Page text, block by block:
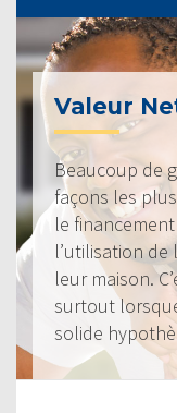
Valeur
Beaucoup de
façons les
le
l’utilisation
leur maison.
surtout
solide